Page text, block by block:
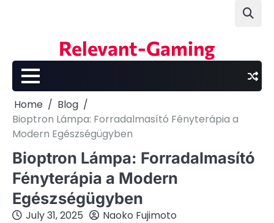
Relevant-Gaming
Home
Blog
Bioptron Lámpa: Forradalmasító Fényterápia a
Modern Egészségügyben
Bioptron Lámpa: Forradalmasító
Fényterápia a Modern
Egészségügyben
July 31, 2025 Naoko Fujimoto